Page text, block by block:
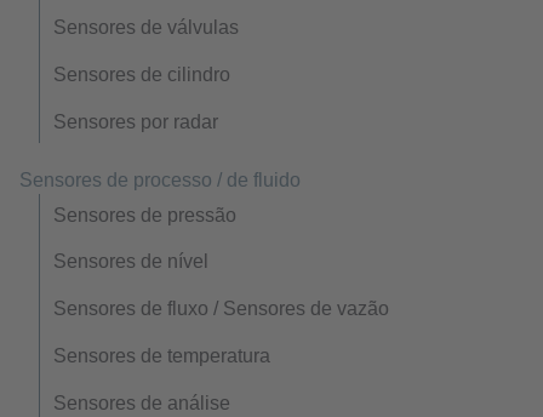
Sensores de válvulas
Sensores de cilindro
Sensores por radar
Sensores de processo / de fluido
Sensores de pressão
Sensores de nível
Sensores de fluxo / Sensores de vazão
Sensores de temperatura
Sensores de análise